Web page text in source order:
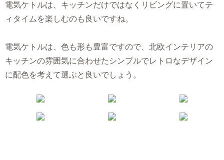
電気ケトルは、キッチンだけではなくリビングに置いてテ
ィタイムを楽しむのも良いですね。
電気ケトルは、色も形も豊富ですので、北欧インテリアの
キッチンの雰囲気に合わせたシンプルでレトロなデザイン
に配色を考えて選ぶと良いでしょう。